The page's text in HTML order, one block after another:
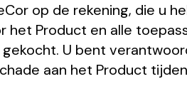
op de rekening, die u
Product en alle
U bent
aan het Product